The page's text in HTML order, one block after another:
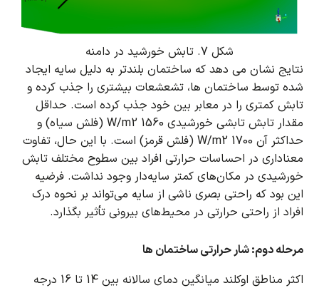
شکل 7. تابش خورشید در دامنه
نتایج نشان می دهد که ساختمان بلندتر به دلیل سایه ایجاد
شده توسط ساختمان ها، تشعشعات بیشتری را جذب کرده و
تابش کمتری را در معابر بین خود جذب کرده است. حداقل
مقدار تابش تابشی خورشیدی 1560 W/m2 (فلش سیاه) و
حداکثر آن 1700 W/m2 (فلش قرمز) است.
با این حال، تفاوت
معناداری در احساسات حرارتی افراد بین سطوح مختلف تابش
خورشیدی در مکان‌های کمتر سایه‌دار وجود نداشت. فرضیه
این بود که راحتی بصری ناشی از سایه می‌تواند بر نحوه درک
افراد از راحتی حرارتی در محیط‌های بیرونی تأثیر بگذارد.
مرحله دوم: شار حرارتی ساختمان ها
اکثر مناطق اوکلند میانگین دمای سالانه بین 14 تا 16 درجه